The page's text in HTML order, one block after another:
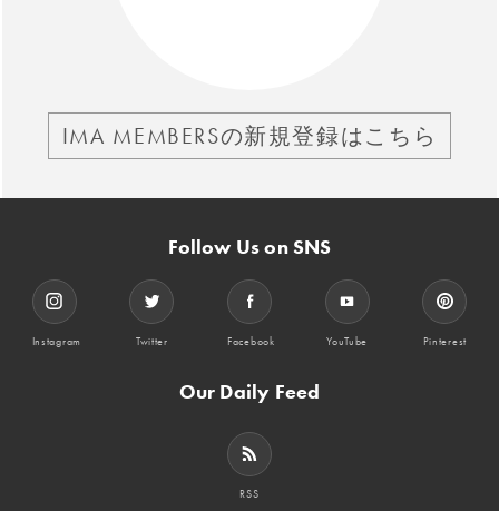
IMA MEMBERSの新規登録はこちら
Follow Us on SNS
Instagram Twitter Facebook YouTube Pinterest
Our Daily Feed
RSS